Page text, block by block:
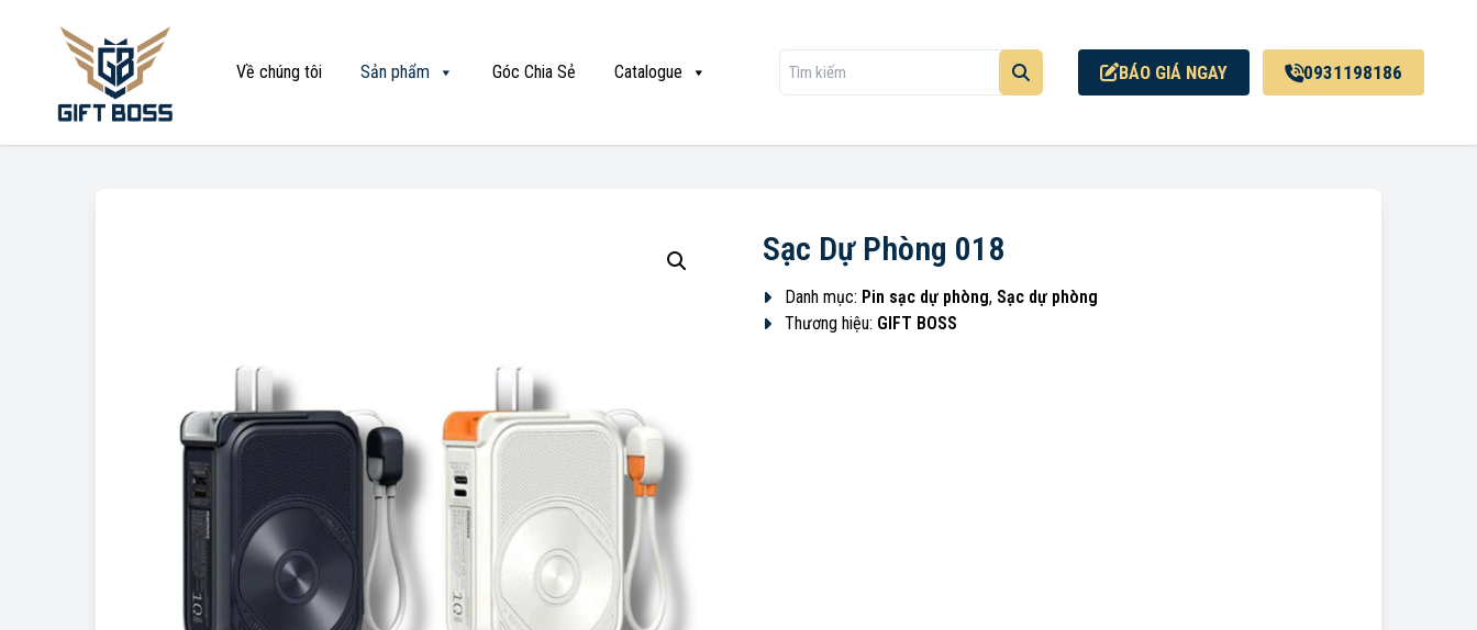
Về chúng tôi Sản phẩm Góc Chia Sẻ Catalogue BÁO GIÁ NGAY 0931198186
Sạc Dự Phòng 018
Danh mục: Pin sạc dự phòng, Sạc dự phòng
Thương hiệu: GIFT BOSS